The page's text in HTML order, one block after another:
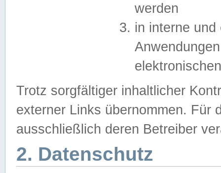
werden
in interne
Trotz sorgfältiger inhaltlicher
externer Links übernommen. Für
ausschließlich deren Betreiber
2. Datenschutz